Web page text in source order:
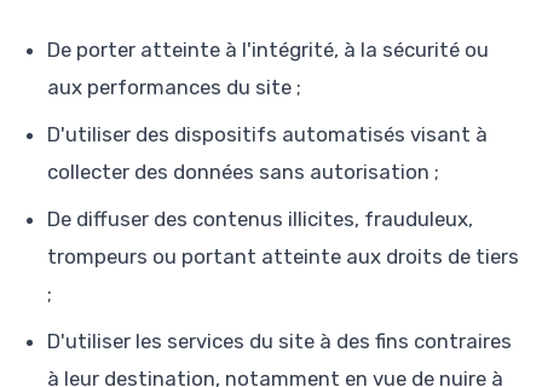
De porter atteinte à l'intégrité, à la sécurité ou
aux performances du site ;
D'utiliser des dispositifs automatisés visant à
collecter des données sans autorisation ;
De diffuser des contenus illicites, frauduleux,
trompeurs ou portant atteinte aux droits de tiers
;
D'utiliser les services du site à des fins contraires
à leur destination, notamment en vue de nuire à